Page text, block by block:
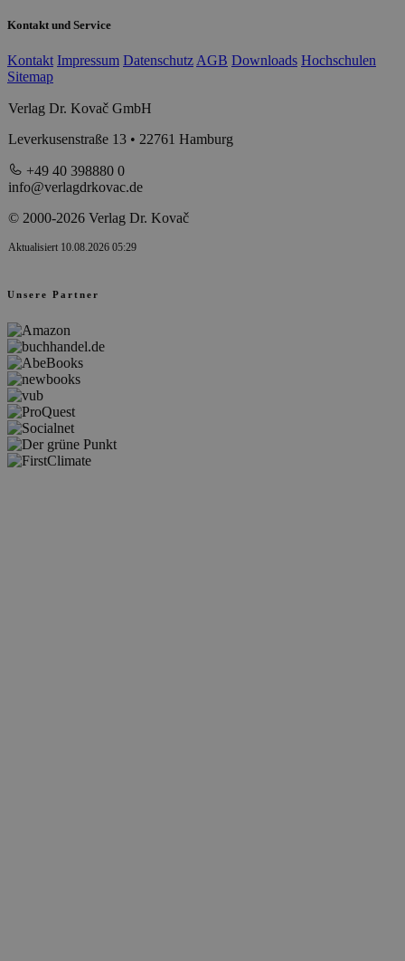
Kontakt und Service
Kontakt Impressum Datenschutz AGB Downloads Hochschulen
Sitemap
Verlag Dr. Kovač GmbH
Leverkusenstraße 13 • 22761 Hamburg
+49 40 398880 0
info@verlagdrkovac.de
© 2000-2026 Verlag Dr. Kovač
Aktualisiert 10.08.2026 05:29
Unsere Partner